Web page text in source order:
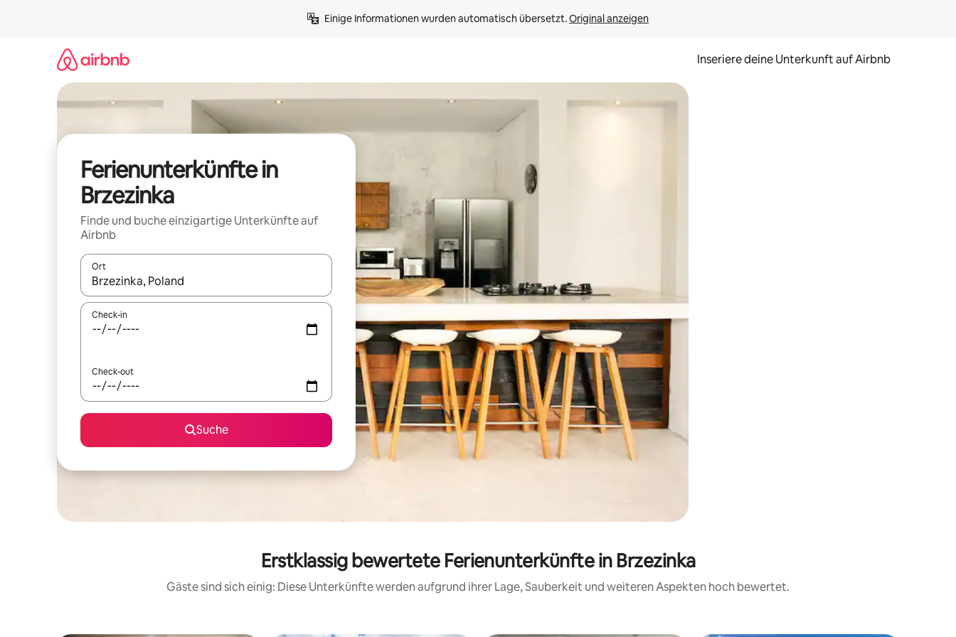
Einige Informationen wurden automatisch übersetzt. Original anzeigen
Inseriere deine Unterkunft auf Airbnb
Ferienunterkünfte in
Brzezinka
Finde und buche einzigartige Unterkünfte auf
Airbnb
Ort
Wenn Ergebnisse verfügbar sind, navigiere mit den Pfeiltasten nach oben und unten oder erkunde die Ergebnisse durch Berühren oder Wischgesten.
Check-in
Check-out
Suche
Erstklassig bewertete Ferienunterkünfte in Brzezinka
Gäste sind sich einig: Diese Unterkünfte werden aufgrund ihrer Lage, Sauberkeit und weiteren Aspekten hoch bewertet.